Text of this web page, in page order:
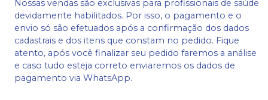
Nossas vendas são exclusivas para profissionais de saúde
devidamente habilitados. Por isso, o pagamento e o
envio só são efetuados após a confirmação dos dados
cadastrais e dos itens que constam no pedido. Fique
atento, após você finalizar seu pedido faremos a análise
e caso tudo esteja correto enviaremos os dados de
pagamento via WhatsApp.